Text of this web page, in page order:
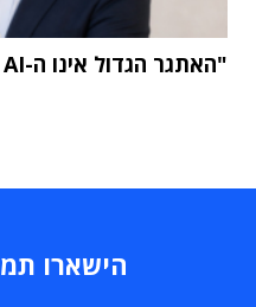
"האתגר הגדול אינו ה-AI אלא הטמעתה בארגון"
הישארו